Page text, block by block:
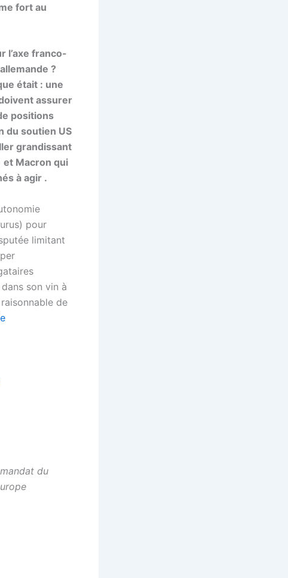
fort au
l’axe franco-
?
était : une
assurer
positions
du soutien US
grandissant
et Macron qui
à agir .
pour
limitant
son vin à
de
du